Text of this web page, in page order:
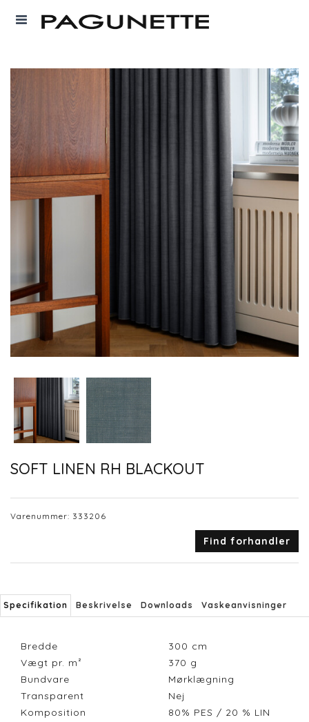
SOFT LINEN RH BLACKOUT
Varenummer: 333206
Find forhandler
Specifikation Beskrivelse Downloads Vaskeanvisninger
Bredde 300 cm
Vægt pr. m²
370 g
Bundvare
Mørklægning
Transparent
Nej
Komposition
80% PES / 20 % LIN